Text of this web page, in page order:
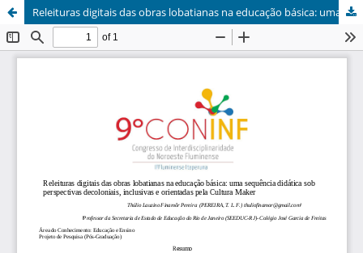
Releituras digitais das obras lobatianas na educação básica: uma sequência didática sob perspectivas decoloniais, inclusivas e orientadas pela Cultura Maker